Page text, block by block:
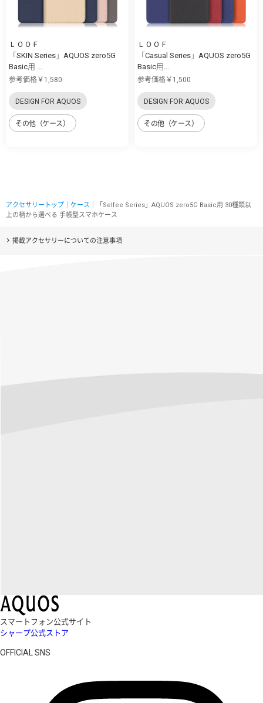
ＬＯＯＦ
「SKIN Series」AQUOS zero5G
Basic用 ...
参考価格￥1,580
DESIGN FOR AQUOS
その他（ケース）
ＬＯＯＦ
「Casual Series」AQUOS zero5G
Basic用...
参考価格￥1,500
DESIGN FOR AQUOS
その他（ケース）
アクセサリートップ ケース ｜「Selfee Series」AQUOS zero5G Basic用 30種類以
上の柄から選べる 手帳型スマホケース
掲載アクセサリーについての注意事項
スマートフォン公式サイト
シャープ公式ストア
OFFICIAL SNS